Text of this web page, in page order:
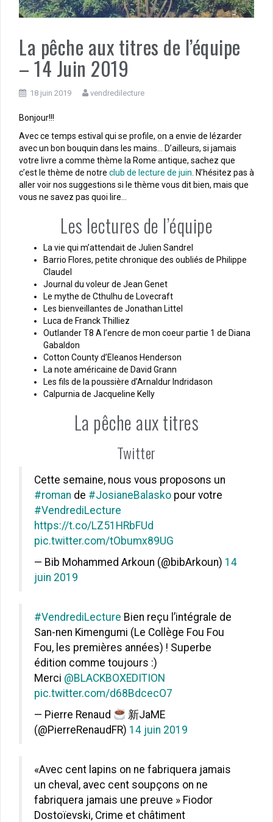
La pêche aux titres de l’équipe
– 14 Juin 2019
18 juin 2019 vendredilecture
Bonjour!!!
Avec ce temps estival qui se profile, on a envie de lézarder
avec un bon bouquin dans les mains… D’ailleurs, si jamais
votre livre a comme thème la Rome antique, sachez que
c’est le thème de notre club de lecture de juin . N’hésitez pas à
aller voir nos suggestions si le thème vous dit bien, mais que
vous ne savez pas quoi lire…
Les lectures de l’équipe
La vie qui m’attendait de Julien Sandrel
Barrio Flores, petite chronique des oubliés de Philippe
Claudel
Journal du voleur de Jean Genet
Le mythe de Cthulhu de Lovecraft
Les bienveillantes de Jonathan Littel
Luca de Franck Thilliez
Outlander T8 A l’encre de mon coeur partie 1 de Diana
Gabaldon
Cotton County d’Eleanos Henderson
La note américaine de David Grann
Les fils de la poussière d’Arnaldur Indridason
Calpurnia de Jacqueline Kelly
La pêche aux titres
Twitter
Cette semaine, nous vous proposons un
#roman de #JosianeBalasko pour votre
#VendrediLecture
https://t.co/LZ51HRbFUd
pic.twitter.com/tObumx89UG
— Bib Mohammed Arkoun (@bibArkoun) 14
juin 2019
#VendrediLecture Bien reçu l’intégrale de
San-nen Kimengumi (Le Collège Fou Fou
Fou, les premières années) ! Superbe
édition comme toujours :)
Merci @BLACKBOXEDITION
pic.twitter.com/d68BdcecO7
— Pierre Renaud
新JaME
(@PierreRenaudFR) 14 juin 2019
«Avec cent lapins on ne fabriquera jamais
un cheval, avec cent soupçons on ne
fabriquera jamais une preuve » Fiodor
Dostoïevski, Crime et châtiment